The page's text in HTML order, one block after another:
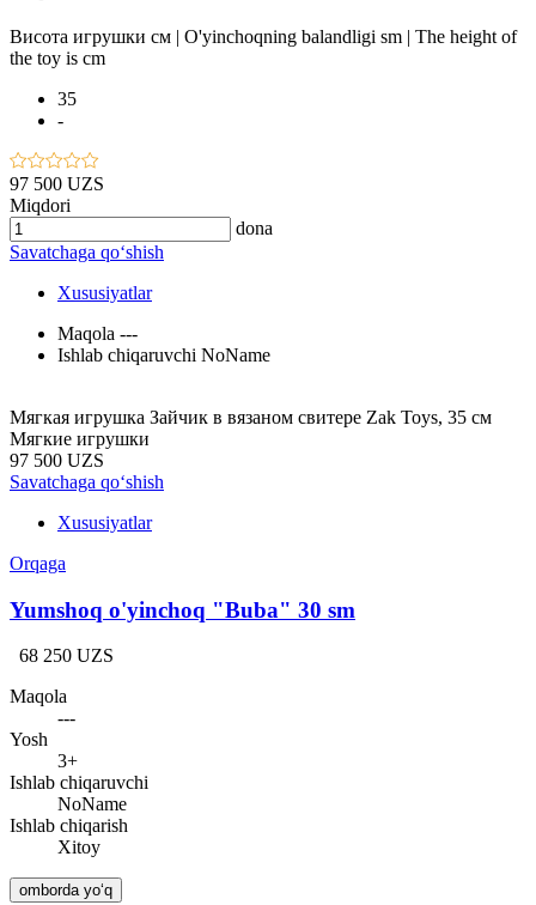
Висота игрушки см | O'yinchoqning balandligi sm | The height of
the toy is cm
35
-
97 500 UZS
Miqdori
dona
Savatchaga qo‘shish
Xususiyatlar
Maqola ---
Ishlab chiqaruvchi NoName
Мягкая игрушка Зайчик в вязаном свитере Zak Toys, 35 см
Мягкие игрушки
97 500 UZS
Savatchaga qo‘shish
Xususiyatlar
Orqaga
Yumshoq o'yinchoq "Buba" 30 sm
68 250 UZS
Maqola
---
Yosh
3+
Ishlab chiqaruvchi
NoName
Ishlab chiqarish
Xitoy
omborda yo‘q